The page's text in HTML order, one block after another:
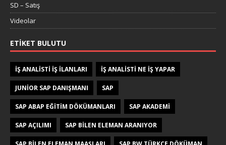
SD – Satış
Videolar
ETIKET BULUTU
IŞ ANALISTI IŞ ILANLARI IŞ ANALISTI NE IŞ YAPAR
JUNIOR SAP DANIŞMANI SAP
SAP ABAP EĞITIM DÖKÜMANLARI SAP AKADEMI
SAP AÇILIMI SAP BILEN ELEMAN ARANIYOR